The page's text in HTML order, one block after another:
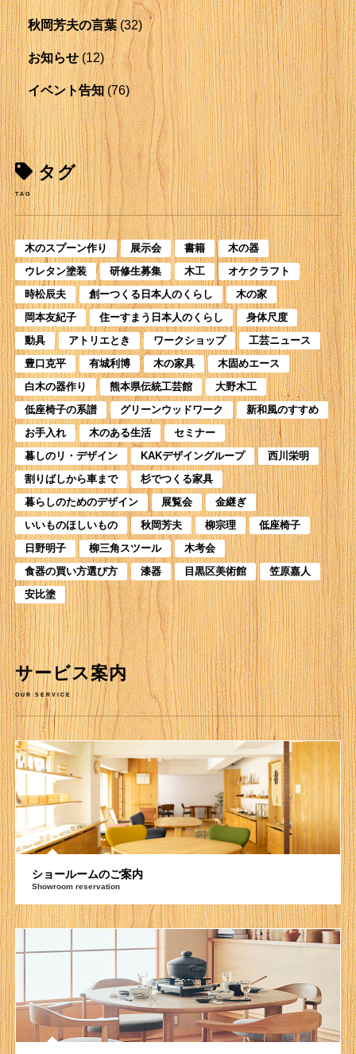
秋岡芳夫の言葉(32)
お知らせ(12)
イベント告知(76)
タグ
TAG
木のスプーン作り 展示会 書籍
木の器
ウレタン塗装
研修生募集 木工
オケクラフト
時松辰夫
創ーつくる日本人のくらし
木の家
岡本友紀子
住ーすまう日本人のくらし
身体尺度
動具
アトリエとき ワークショップ
工芸ニュース
豊口克平
有城利博 木の家具
木固めエース
白木の器作り
熊本県伝統工芸館
大野木工
低座椅子の系譜
グリーンウッドワーク
新和風のすすめ
お手入れ
木のある生活
セミナー
暮しのリ・デザイン
KAKデザイングループ
西川栄明
割りばしから車まで
杉でつくる家具
暮らしのためのデザイン
展覧会
金継ぎ
いいものほしいもの
秋岡芳夫 柳宗理
低座椅子
日野明子
柳三角スツール
木考会
食器の買い方選び方
漆器 目黒区美術館
笠原嘉人
安比塗
サービス案内
OUR SERVICE
ショールームのご案内
Showroom reservation